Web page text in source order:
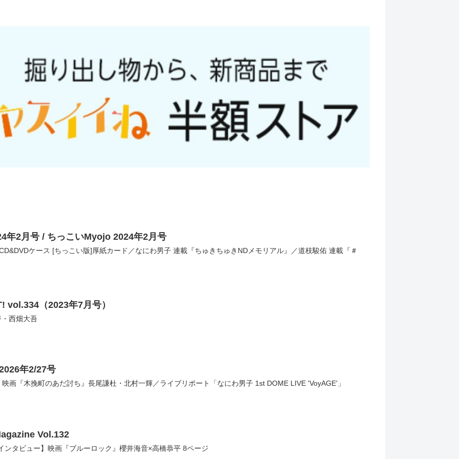
年2月号 / ちっこいMyojo 2024年2月号
ケース [ちっこい版]厚紙カード／なにわ男子 連載『ちゅきちゅきNDメモリアル』／道枝駿佑 連載『＃
vol.334（2023年7月号）
西畑大吾
年2/27号
画『木挽町のあだ討ち』長尾謙杜・北村一輝／ライブリポート「なにわ男子 1st DOME LIVE 'VoyAGE'」
Vol.132
ンタビュー】映画『ブルーロック』櫻井海音×高橋恭平 8ページ